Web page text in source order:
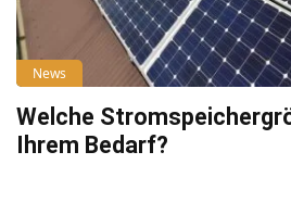
News
Welche
Ihrem Bedarf?